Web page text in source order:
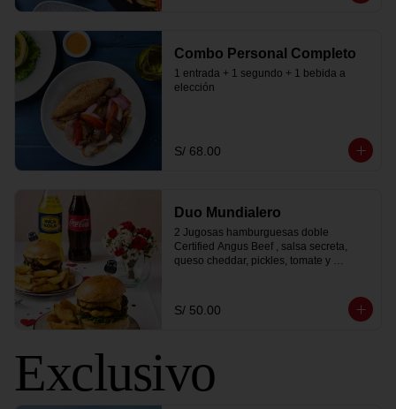
Combo Personal Completo
1 entrada + 1 segundo + 1 bebida a
elección
S/ 68.00
Duo Mundialero
2 Jugosas hamburguesas doble
Certified Angus Beef , salsa secreta,
queso cheddar, pickles, tomate y
S/ 50.00
Exclusivo